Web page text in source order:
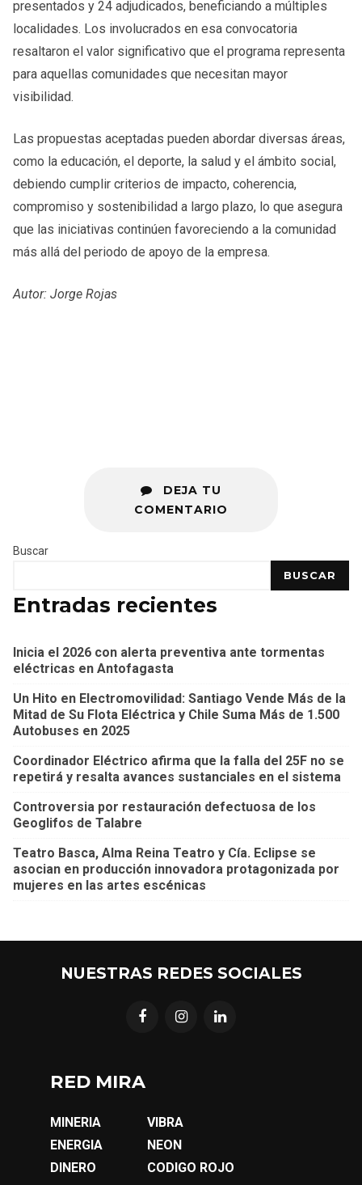
presentados y 24 adjudicados, beneficiando a múltiples
localidades. Los involucrados en esa convocatoria
resaltaron el valor significativo que el programa representa
para aquellas comunidades que necesitan mayor
visibilidad.
Las propuestas aceptadas pueden abordar diversas áreas,
como la educación, el deporte, la salud y el ámbito social,
debiendo cumplir criterios de impacto, coherencia,
compromiso y sostenibilidad a largo plazo, lo que asegura
que las iniciativas continúen favoreciendo a la comunidad
más allá del periodo de apoyo de la empresa.
Autor: Jorge Rojas
DEJA TU
COMENTARIO
Buscar
BUSCAR
Entradas recientes
Inicia el 2026 con alerta preventiva ante tormentas
eléctricas en Antofagasta
Un Hito en Electromovilidad: Santiago Vende Más de la
Mitad de Su Flota Eléctrica y Chile Suma Más de 1.500
Autobuses en 2025
Coordinador Eléctrico afirma que la falla del 25F no se
repetirá y resalta avances sustanciales en el sistema
Controversia por restauración defectuosa de los
Geoglifos de Talabre
Teatro Basca, Alma Reina Teatro y Cía. Eclipse se
asocian en producción innovadora protagonizada por
mujeres en las artes escénicas
NUESTRAS REDES SOCIALES
RED MIRA
MINERIA
ENERGIA
DINERO
VIBRA
NEON
CODIGO ROJO